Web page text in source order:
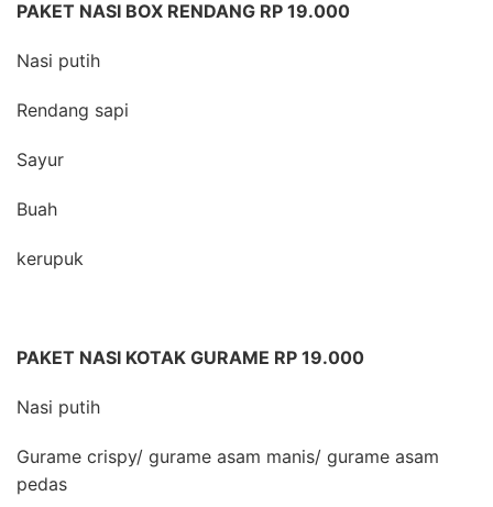
PAKET NASI BOX RENDANG RP 19.000
Nasi putih
Rendang sapi
Sayur
Buah
kerupuk
PAKET NASI KOTAK GURAME RP 19.000
Nasi putih
Gurame crispy/ gurame asam manis/ gurame asam
pedas